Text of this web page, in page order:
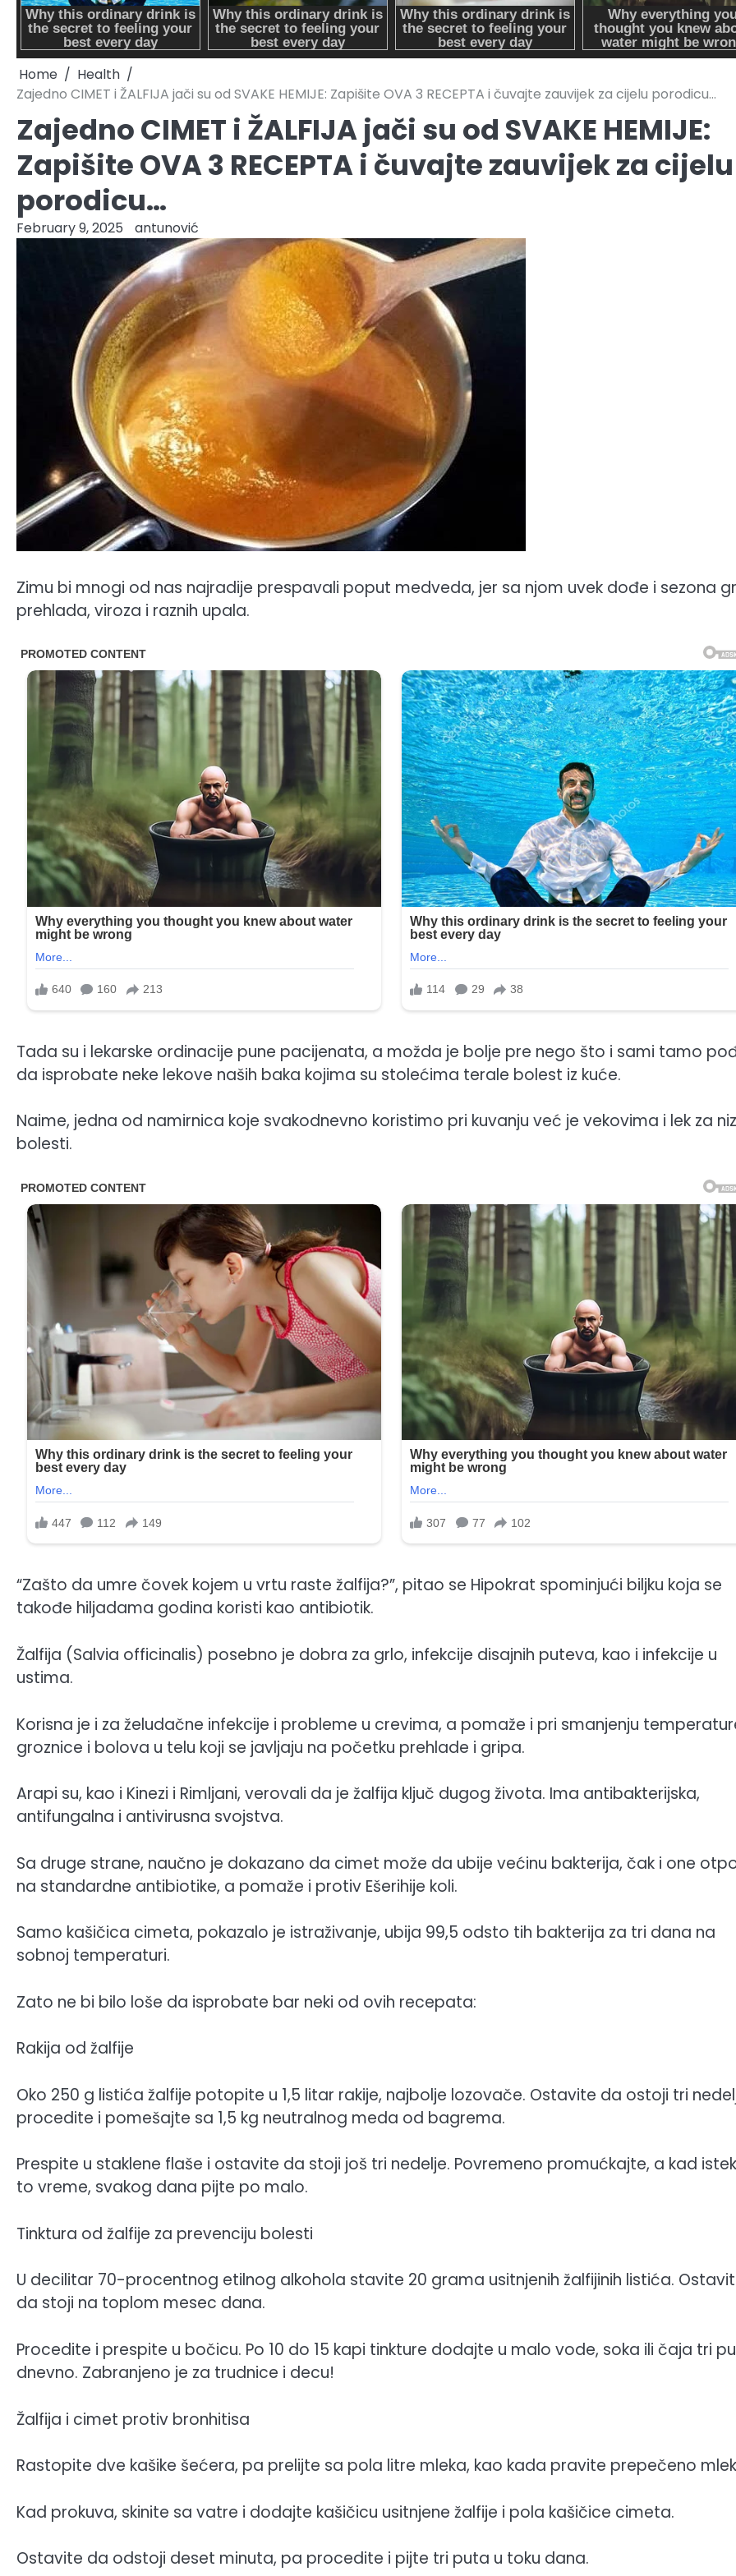
Home
Health
Zajedno CIMET i ŽALFIJA jači su od SVAKE HEMIJE: Zapišite OVA 3 RECEPTA i čuvajte zauvijek za cijelu porodicu…
Zajedno CIMET i ŽALFIJA jači su od SVAKE HEMIJE:
Zapišite OVA 3 RECEPTA i čuvajte zauvijek za cijelu
porodicu…
February 9, 2025 antunović
Zimu bi mnogi od nas najradije prespavali poput medveda, jer sa njom uvek dođe i sezona
prehlada, viroza i raznih upala.
Tada su i lekarske ordinacije pune pacijenata, a možda je bolje pre nego što i sami tamo
da isprobate neke lekove naših baka kojima su stolećima terale bolest iz kuće.
Naime, jedna od namirnica koje svakodnevno koristimo pri kuvanju već je vekovima i lek za niz
bolesti.
“Zašto da umre čovek kojem u vrtu raste žalfija?”, pitao se Hipokrat spominjući biljku koja se
takođe hiljadama godina koristi kao antibiotik.
Žalfija (Salvia officinalis) posebno je dobra za grlo, infekcije disajnih puteva, kao i infekcije u
ustima.
Korisna je i za želudačne infekcije i probleme u crevima, a pomaže i pri smanjenju
groznice i bolova u telu koji se javljaju na početku prehlade i gripa.
Arapi su, kao i Kinezi i Rimljani, verovali da je žalfija ključ dugog života. Ima antibakterijska,
antifungalna i antivirusna svojstva.
Sa druge strane, naučno je dokazano da cimet može da ubije većinu bakterija, čak i one
na standardne antibiotike, a pomaže i protiv Ešerihije koli.
Samo kašičica cimeta, pokazalo je istraživanje, ubija 99,5 odsto tih bakterija za tri dana na
sobnoj temperaturi.
Zato ne bi bilo loše da isprobate bar neki od ovih recepata:
Rakija od žalfije
Oko 250 g listića žalfije potopite u 1,5 litar rakije, najbolje lozovače. Ostavite da ostoji tri
procedite i pomešajte sa 1,5 kg neutralnog meda od bagrema.
Prespite u staklene flaše i ostavite da stoji još tri nedelje. Povremeno promućkajte, a kad
to vreme, svakog dana pijte po malo.
Tinktura od žalfije za prevenciju bolesti
U decilitar 70-procentnog etilnog alkohola stavite 20 grama usitnjenih žalfijinih listića.
da stoji na toplom mesec dana.
Procedite i prespite u bočicu. Po 10 do 15 kapi tinkture dodajte u malo vode, soka ili čaja tri
dnevno. Zabranjeno je za trudnice i decu!
Žalfija i cimet protiv bronhitisa
Rastopite dve kašike šećera, pa prelijte sa pola litre mleka, kao kada pravite prepečeno
Kad prokuva, skinite sa vatre i dodajte kašičicu usitnjene žalfije i pola kašičice cimeta.
Ostavite da odstoji deset minuta, pa procedite i pijte tri puta u toku dana.